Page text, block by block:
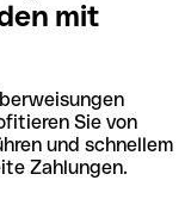
mit
Sie von
und schnellem
Zahlungen.